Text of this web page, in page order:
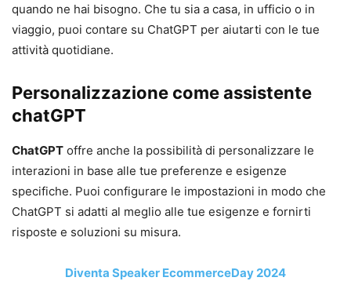
quando ne hai bisogno. Che tu sia a casa, in ufficio o in
viaggio, puoi contare su ChatGPT per aiutarti con le tue
attività quotidiane.
Personalizzazione come assistente
chatGPT
ChatGPT offre anche la possibilità di personalizzare le
interazioni in base alle tue preferenze e esigenze
specifiche. Puoi configurare le impostazioni in modo che
ChatGPT si adatti al meglio alle tue esigenze e fornirti
risposte e soluzioni su misura.
Diventa Speaker EcommerceDay 2024